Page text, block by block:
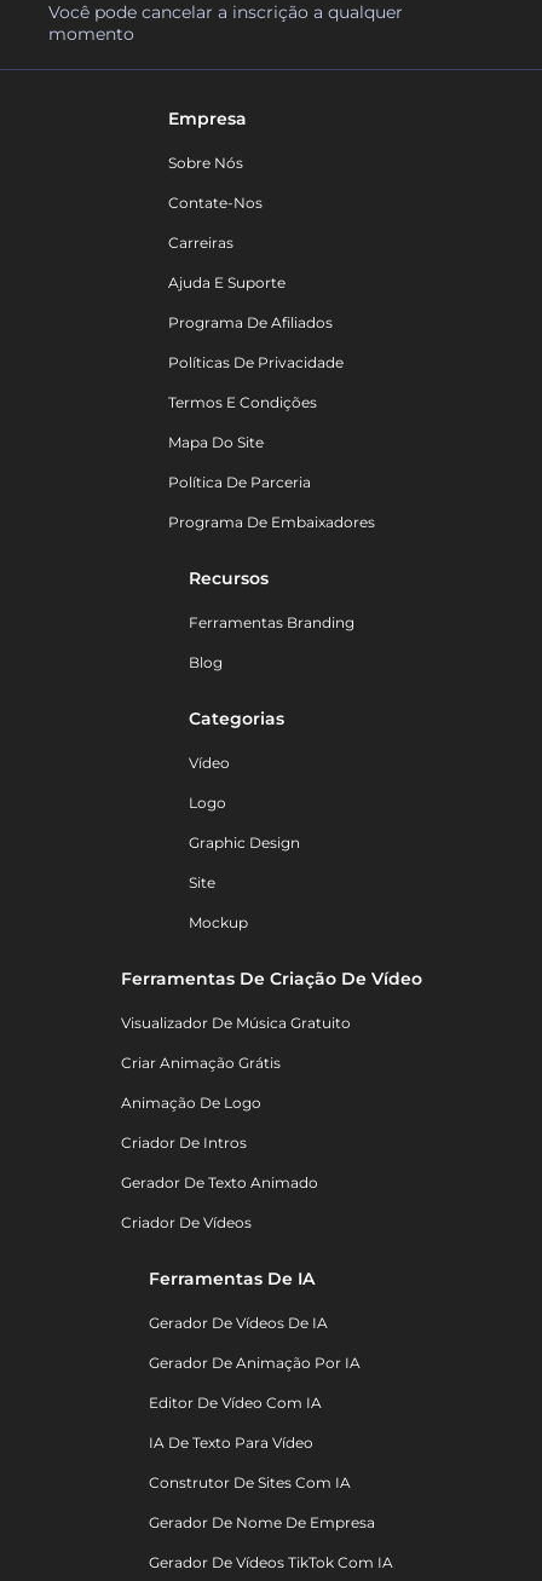
Você pode cancelar a inscrição a qualquer
momento
Empresa
Sobre Nós
Contate-Nos
Carreiras
Ajuda E Suporte
Programa De Afiliados
Políticas De Privacidade
Termos E Condições
Mapa Do Site
Política De Parceria
Programa De Embaixadores
Recursos
Ferramentas Branding
Blog
Categorias
Vídeo
Logo
Graphic Design
Site
Mockup
Ferramentas De Criação De Vídeo
Visualizador De Música Gratuito
Criar Animação Grátis
Animação De Logo
Criador De Intros
Gerador De Texto Animado
Criador De Vídeos
Ferramentas De IA
Gerador De Vídeos De IA
Gerador De Animação Por IA
Editor De Vídeo Com IA
IA De Texto Para Vídeo
Construtor De Sites Com IA
Gerador De Nome De Empresa
Gerador De Vídeos TikTok Com IA